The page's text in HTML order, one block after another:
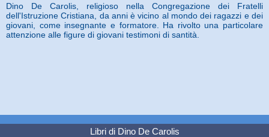
Dino De Carolis, religioso nella Congregazione dei Fratelli
dell'Istruzione Cristiana, da anni è vicino al mondo dei ragazzi e dei
giovani, come insegnante e formatore. Ha rivolto una particolare
attenzione alle figure di giovani testimoni di santità.
Libri di Dino De Carolis